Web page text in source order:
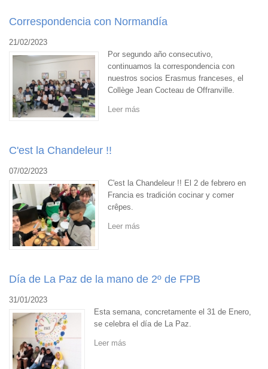
Correspondencia con Normandía
21/02/2023
Por segundo año consecutivo,
continuamos la correspondencia con
nuestros socios Erasmus franceses, el
Collège Jean Cocteau de Offranville.
Leer más
C'est la Chandeleur !!
07/02/2023
C'est la Chandeleur !! El 2 de febrero en
Francia es tradición cocinar y comer
crêpes.
Leer más
Día de La Paz de la mano de 2º de FPB
31/01/2023
Esta semana, concretamente el 31 de Enero,
se celebra el día de La Paz.
Leer más